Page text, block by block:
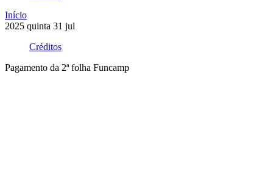
Início
2025 quinta 31 jul
Créditos
Pagamento da 2ª folha Funcamp